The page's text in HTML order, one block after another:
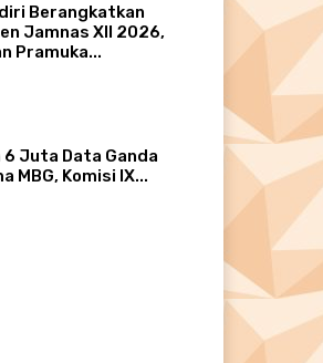
Berangkatkan
Jamnas XII 2026,
Pramuka...
6 Juta Data Ganda
MBG, Komisi IX...